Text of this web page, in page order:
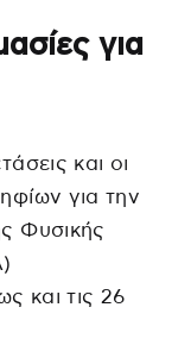
για
και οι
για την
Φυσικής
και τις 26